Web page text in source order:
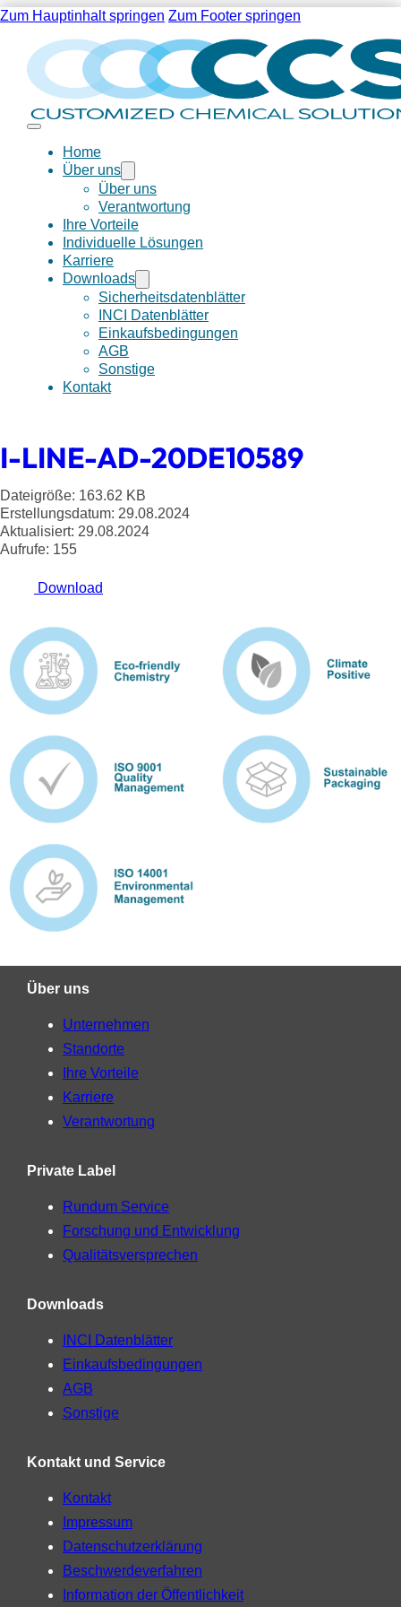
Zum Hauptinhalt springen Zum Footer springen
Home
Über uns
Über uns
Verantwortung
Ihre Vorteile
Individuelle Lösungen
Karriere
Downloads
Sicherheitsdatenblätter
INCI Datenblätter
Einkaufsbedingungen
AGB
Sonstige
Kontakt
I-LINE-AD-20DE10589
Dateigröße: 163.62 KB
Erstellungsdatum: 29.08.2024
Aktualisiert: 29.08.2024
Aufrufe: 155
Download
Über uns
Unternehmen
Standorte
Ihre Vorteile
Karriere
Verantwortung
Private Label
Rundum Service
Forschung und Entwicklung
Qualitätsversprechen
Downloads
INCI Datenblätter
Einkaufsbedingungen
AGB
Sonstige
Kontakt und Service
Kontakt
Impressum
Datenschutzerklärung
Beschwerdeverfahren
Information der Öffentlichkeit